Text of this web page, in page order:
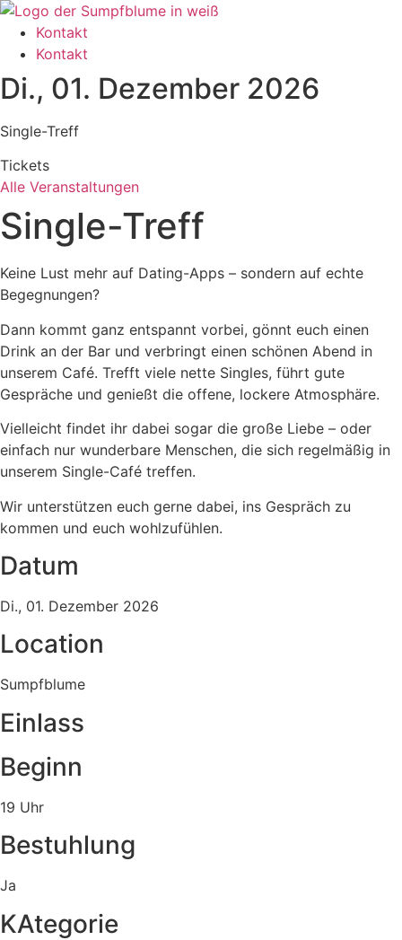
Zum
Inhalt
wechseln
Kontakt
Kontakt
Di., 01. Dezember 2026
Single-Treff
Tickets
Alle Veranstaltungen
Single-Treff
Keine Lust mehr auf Dating-Apps – sondern auf echte
Begegnungen?
Dann kommt ganz entspannt vorbei, gönnt euch einen
Drink an der Bar und verbringt einen schönen Abend in
unserem Café. Trefft viele nette Singles, führt gute
Gespräche und genießt die offene, lockere Atmosphäre.
Vielleicht findet ihr dabei sogar die große Liebe – oder
einfach nur wunderbare Menschen, die sich regelmäßig in
unserem Single-Café treffen.
Wir unterstützen euch gerne dabei, ins Gespräch zu
kommen und euch wohlzufühlen.
Datum
Di., 01. Dezember 2026
Location
Sumpfblume
Einlass
Beginn
19 Uhr
Bestuhlung
Ja
KAtegorie